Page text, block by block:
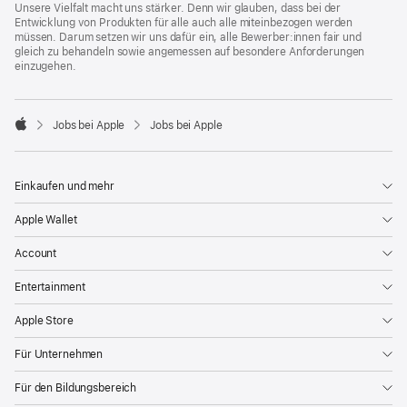
Unsere Vielfalt macht uns stärker. Denn wir glauben, dass bei der
Entwicklung von Produkten für alle auch alle miteinbezogen werden
müssen. Darum setzen wir uns dafür ein, alle Bewerber:innen fair und
gleich zu behandeln sowie angemessen auf besondere Anforderungen
einzugehen.

Jobs bei Apple Jobs bei Apple
Einkaufen und mehr
Apple Wallet
Account
Entertainment
Apple Store
Für Unternehmen
Für den Bildungsbereich